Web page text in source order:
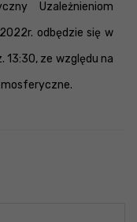
Uzależnieniom
odbędzie się w
13:30, ze względu na